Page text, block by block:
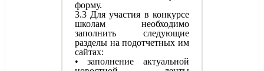
форму.
3.3 Для участия в конкурсе
школам необходимо
заполнить следующие
разделы на подотчетных им
сайтах:
• заполнение актуальной